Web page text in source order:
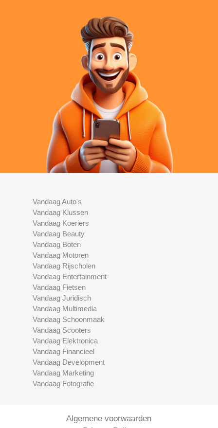
Vandaag Auto's
Vandaag Klussen
Vandaag Koeriers
Vandaag Beauty
Vandaag Boten
Vandaag Motoren
Vandaag Rijscholen
Vandaag Entertainment
Vandaag Fietsen
Vandaag Juridisch
Vandaag Multimedia
Vandaag Schoonmaak
Vandaag Scooters
Vandaag Elektronica
Vandaag Financieel
Vandaag Development
Vandaag Marketing
Vandaag Fotografie
Algemene voorwaarden